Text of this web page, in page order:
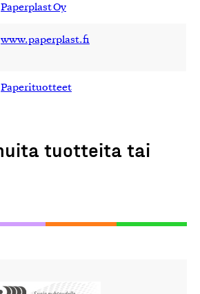
Paperplast Oy
www.paperplast.fi
Paperituotteet
tuotteita tai